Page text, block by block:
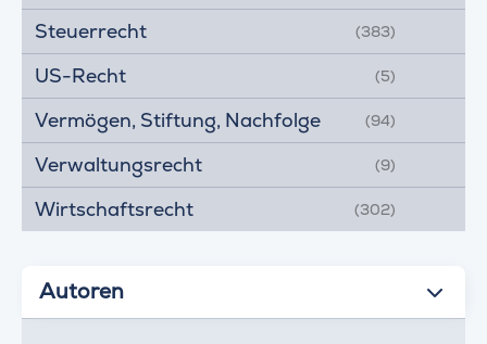
Steuerrecht (383)
US-Recht (5)
Vermögen, Stiftung, Nachfolge (94)
Verwaltungsrecht (9)
Wirtschaftsrecht (302)
Autoren